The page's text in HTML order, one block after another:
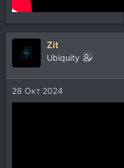
Zit
Ubiquity
28 Окт 2024